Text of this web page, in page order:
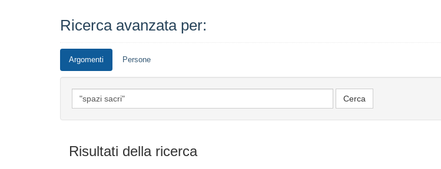
Ricerca avanzata per:
Argomenti Persone
Risultati della ricerca